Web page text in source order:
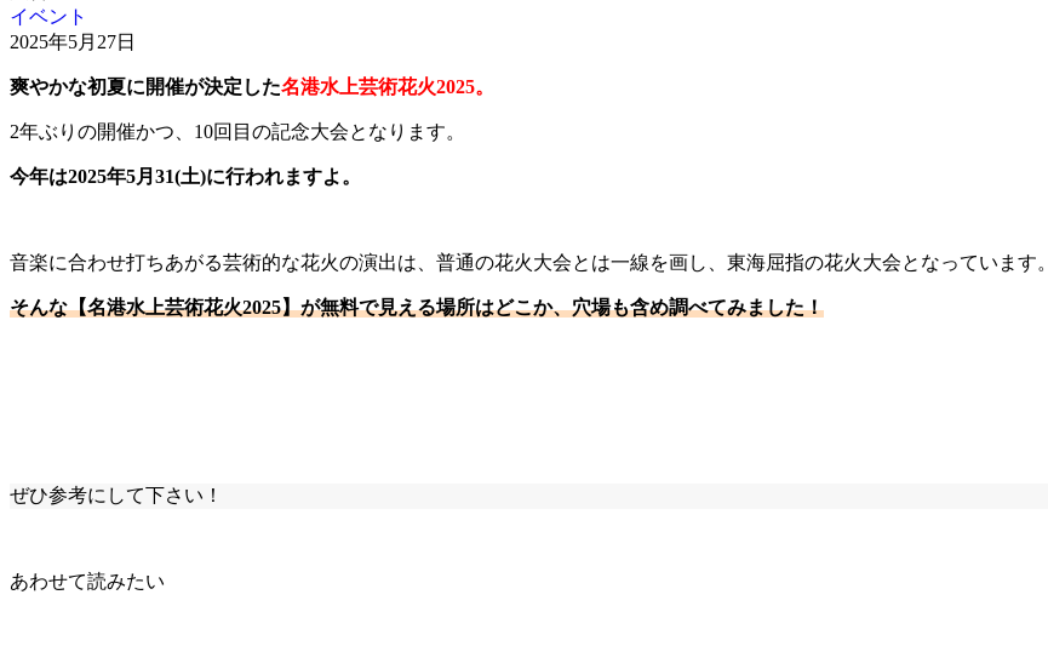
イベント
2025年5月27日
爽やかな初夏に開催が決定した名港水上芸術花火2025。
2年ぶりの開催かつ、10回目の記念大会となります。
今年は2025年5月31(土)に行われますよ。
音楽に合わせ打ちあがる芸術的な花火の演出は、普通の花火大会とは一線を画し、東海屈指の花火大会となっています。
そんな【名港水上芸術花火2025】が無料で見える場所はどこか、穴場も含め調べてみました！
ぜひ参考にして下さい！
あわせて読みたい